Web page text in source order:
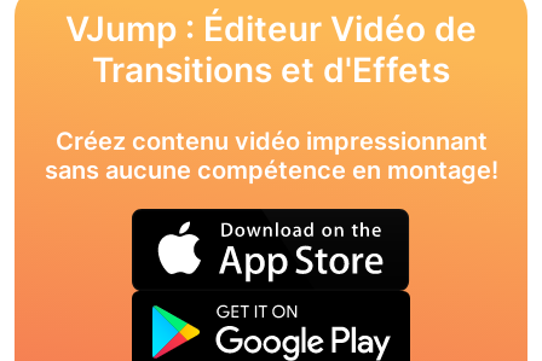
VJump : Éditeur Vidéo de
Transitions et d'Effets
Créez contenu vidéo impressionnant
sans aucune compétence en montage!